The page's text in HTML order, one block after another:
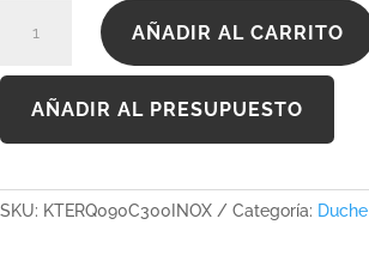
KTERQ090C300INOX
cantidad
AÑADIR AL CARRITO
AÑADIR AL PRESUPUESTO
SKU: KTERQ090C300INOX Categoría: Duche